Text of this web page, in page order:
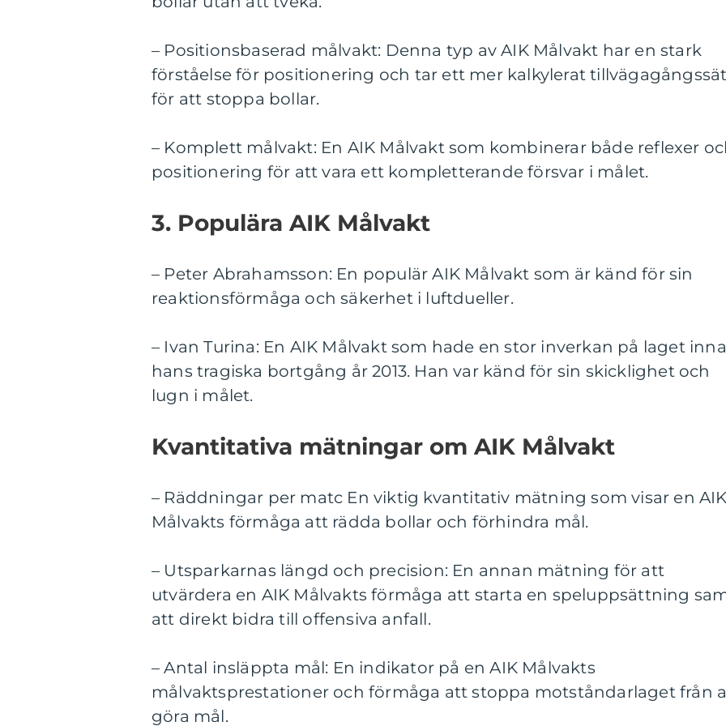
– Positionsbaserad målvakt: Denna typ av AIK Målvakt har en stark
förståelse för positionering och tar ett mer kalkylerat
för att stoppa bollar.
– Komplett målvakt: En AIK Målvakt som kombinerar både reflexer
positionering för att vara ett kompletterande försvar i målet.
3. Populära AIK Målvakt
– Peter Abrahamsson: En populär AIK Målvakt som är känd för sin
reaktionsförmåga och säkerhet i luftdueller.
– Ivan Turina: En AIK Målvakt som hade en stor inverkan på laget
hans tragiska bortgång år 2013. Han var känd för sin skicklighet och
lugn i målet.
Kvantitativa mätningar om AIK Målvakt
– Räddningar per matc En viktig kvantitativ mätning som visar en AIK
Målvakts förmåga att rädda bollar och förhindra mål.
– Utsparkarnas längd och precision: En annan mätning för att
utvärdera en AIK Målvakts förmåga att starta en speluppsättning
att direkt bidra till offensiva anfall.
– Antal insläppta mål: En indikator på en AIK Målvakts
målvaktsprestationer och förmåga att stoppa motståndarlaget från
göra mål.